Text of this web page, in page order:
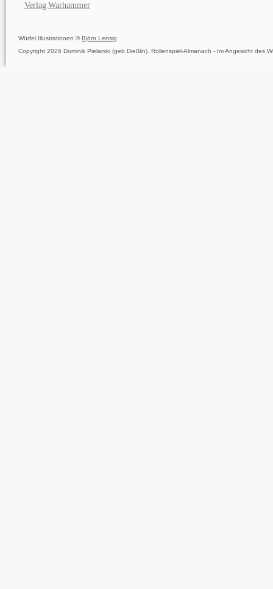
Verlag Warhammer
Würfel Illustrationen ©Björn Lensig
Copyright 2026 Dominik Pielarski (geb.Dießlin). Rollenspiel-Almanach - Im Angesicht des